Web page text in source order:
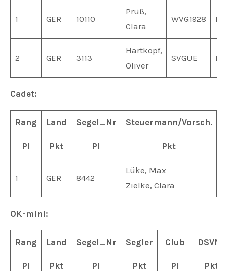
1 GER 10110
Prüß,
Clara
WVG1928
2 GER 3113
Hartkopf,
Oliver
SVGUE
Cadet:
Rang Land Segel_Nr Steuermann/Vorsch.
Pl Pkt Pl Pkt
1 GER 8442
Lüke, Max
Zielke, Clara
OK-mini:
Rang Land Segel_Nr Segler Club DSVNr
Pl Pkt Pl Pkt Pl Pkt